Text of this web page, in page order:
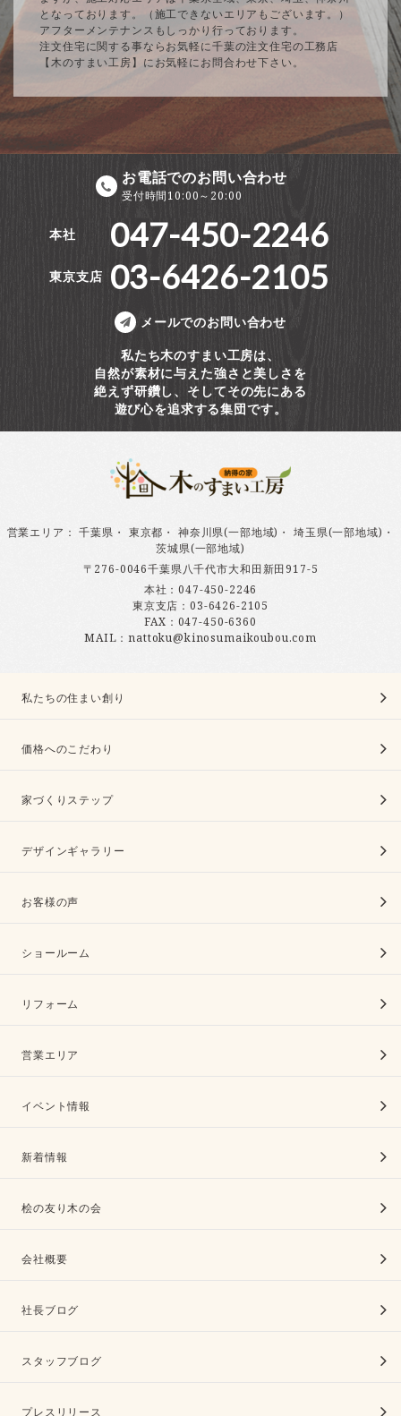
となっております。（施工できないエリアもございます。）
アフターメンテナンスもしっかり行っております。
注文住宅に関する事ならお気軽に千葉の注文住宅の工務店
【木のすまい工房】にお気軽にお問合わせ下さい。
お電話でのお問い合わせ
受付時間10:00～20:00
本社 047-450-2246
東京支店 03-6426-2105
メールでのお問い合わせ
私たち木のすまい工房は、
自然が素材に与えた強さと美しさを
絶えず研鑽し、そしてその先にある
遊び心を追求する集団です。
営業エリア ：千葉県 ・ 東京都 ・ 神奈川県(一部地域) ・ 埼玉県(一部地域) ・
茨城県(一部地域)
〒276-0046千葉県八千代市大和田新田917-5
本社：047-450-2246
東京支店：03-6426-2105
FAX：047-450-6360
MAIL：nattoku@kinosumaikoubou.com
私たちの住まい創り
価格へのこだわり
家づくりステップ
デザインギャラリー
お客様の声
ショールーム
リフォーム
営業エリア
イベント情報
新着情報
桧の友り木の会
会社概要
社長ブログ
スタッフブログ
プレスリリース